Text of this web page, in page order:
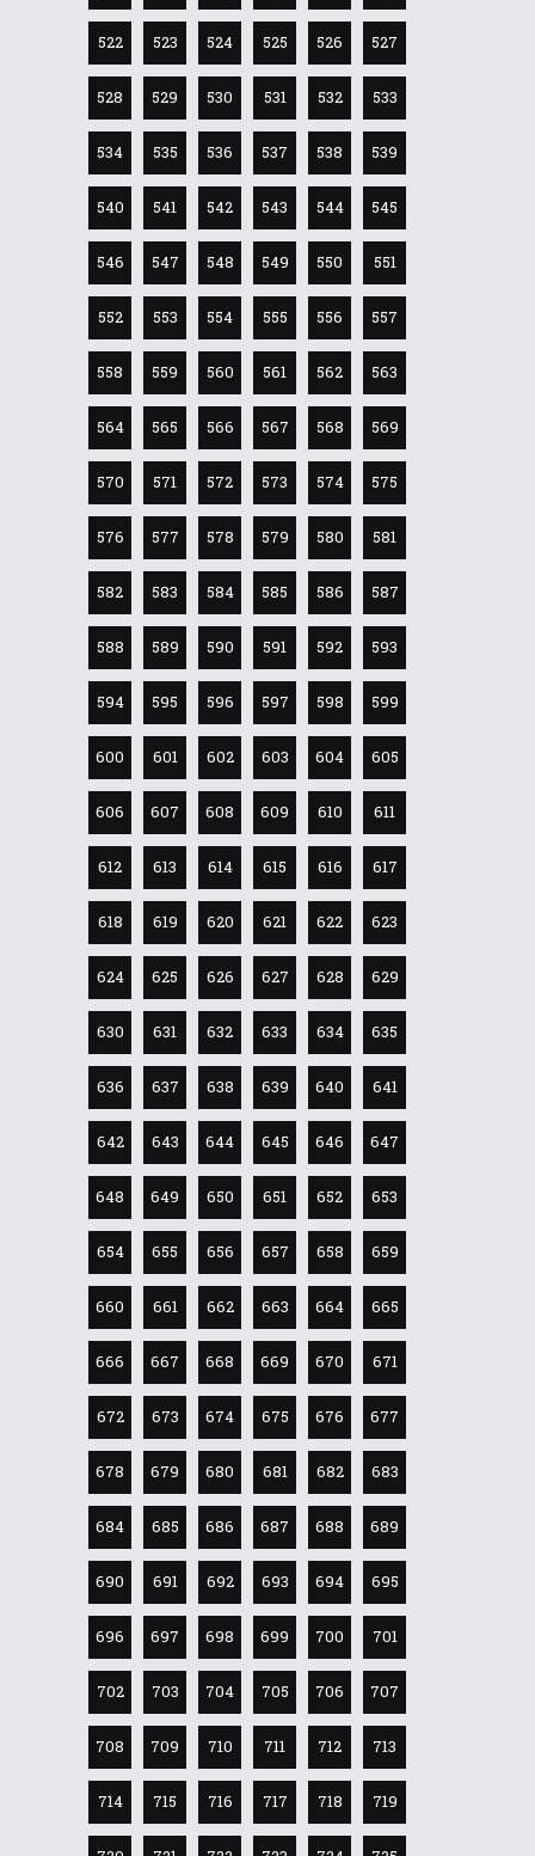
522 523 524 525 526 527
528 529 530 531 532 533
534 535 536 537 538 539
540 541 542 543 544 545
546 547 548 549 550 551
552 553 554 555 556 557
558 559 560 561 562 563
564 565 566 567 568 569
570 571 572 573 574 575
576 577 578 579 580 581
582 583 584 585 586 587
588 589 590 591 592 593
594 595 596 597 598 599
600 601 602 603 604 605
606 607 608 609 610 611
612 613 614 615 616 617
618 619 620 621 622 623
624 625 626 627 628 629
630 631 632 633 634 635
636 637 638 639 640 641
642 643 644 645 646 647
648 649 650 651 652 653
654 655 656 657 658 659
660 661 662 663 664 665
666 667 668 669 670 671
672 673 674 675 676 677
678 679 680 681 682 683
684 685 686 687 688 689
690 691 692 693 694 695
696 697 698 699 700 701
702 703 704 705 706 707
708 709 710 711 712 713
714 715 716 717 718 719